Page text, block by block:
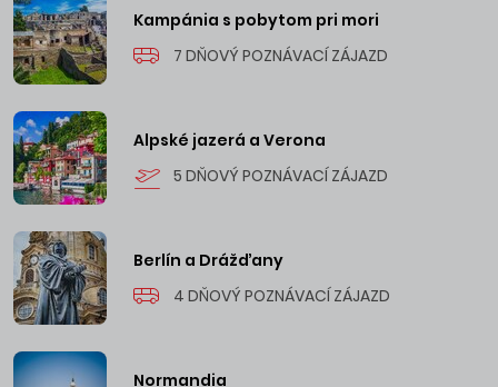
Kampánia s pobytom pri mori
7 DŇOVÝ POZNÁVACÍ ZÁJAZD
Alpské jazerá a Verona
5 DŇOVÝ POZNÁVACÍ ZÁJAZD
Berlín a Drážďany
4 DŇOVÝ POZNÁVACÍ ZÁJAZD
Normandia